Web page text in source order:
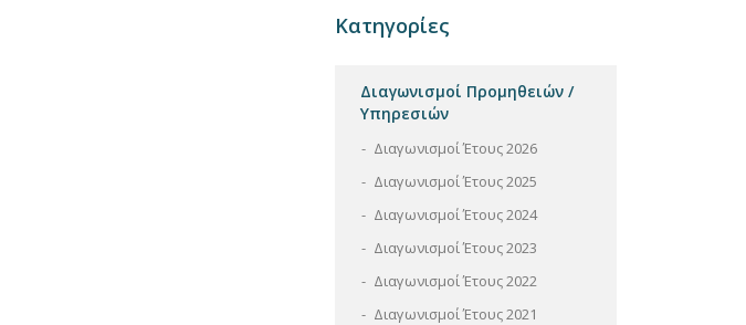
Κατηγορίες
Διαγωνισμοί Προμηθειών /
Υπηρεσιών
Διαγωνισμοί Έτους 2026
Διαγωνισμοί Έτους 2025
Διαγωνισμοί Έτους 2024
Διαγωνισμοί Έτους 2023
Διαγωνισμοί Έτους 2022
Διαγωνισμοί Έτους 2021